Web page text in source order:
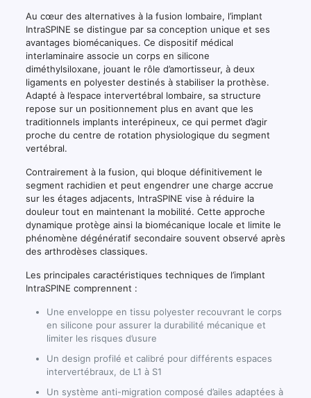
Au cœur des alternatives à la fusion lombaire, l’implant
IntraSPINE se distingue par sa conception unique et ses
avantages biomécaniques. Ce dispositif médical
interlaminaire associe un corps en silicone
diméthylsiloxane, jouant le rôle d’amortisseur, à deux
ligaments en polyester destinés à stabiliser la prothèse.
Adapté à l’espace intervertébral lombaire, sa structure
repose sur un positionnement plus en avant que les
traditionnels implants interépineux, ce qui permet d’agir
proche du centre de rotation physiologique du segment
vertébral.
Contrairement à la fusion, qui bloque définitivement le
segment rachidien et peut engendrer une charge accrue
sur les étages adjacents, IntraSPINE vise à réduire la
douleur tout en maintenant la mobilité. Cette approche
dynamique protège ainsi la biomécanique locale et limite le
phénomène dégénératif secondaire souvent observé après
des arthrodèses classiques.
Les principales caractéristiques techniques de l’implant
IntraSPINE comprennent :
Une enveloppe en tissu polyester recouvrant le corps
en silicone pour assurer la durabilité mécanique et
limiter les risques d’usure
Un design profilé et calibré pour différents espaces
intervertébraux, de L1 à S1
Un système anti-migration composé d’ailes adaptées à